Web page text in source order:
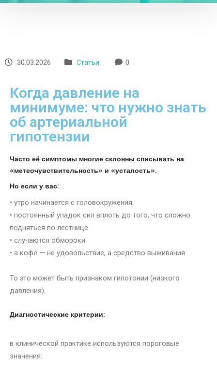
30.03.2026 Статьи 0
Когда давление на
минимуме: что нужно знать
об артериальной
гипотензии
Часто её симптомы многие склонны списывать на
«метеочувствительность» и «усталость».
Но если у вас:
• утро начинается с головокружения
• постоянный упадок сил вплоть до того, что сложно
подняться по лестнице
• случаются обмороки
• а кофе — не удовольствие, а средство выживания
То это может быть признаком гипотонии (низкого
давления).
Диагностические критерии:
в клинической практике используются пороговые
значения: